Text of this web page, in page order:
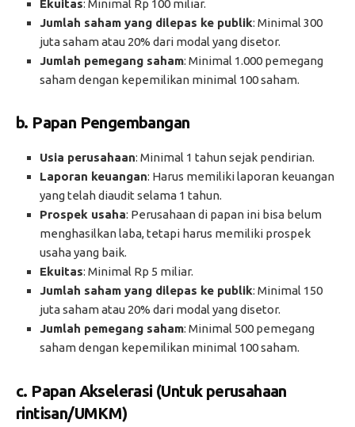
Ekuitas: Minimal Rp 100 miliar.
Jumlah saham yang dilepas ke publik: Minimal 300
juta saham atau 20% dari modal yang disetor.
Jumlah pemegang saham: Minimal 1.000 pemegang
saham dengan kepemilikan minimal 100 saham.
b. Papan Pengembangan
Usia perusahaan: Minimal 1 tahun sejak pendirian.
Laporan keuangan: Harus memiliki laporan keuangan
yang telah diaudit selama 1 tahun.
Prospek usaha: Perusahaan di papan ini bisa belum
menghasilkan laba, tetapi harus memiliki prospek
usaha yang baik.
Ekuitas: Minimal Rp 5 miliar.
Jumlah saham yang dilepas ke publik: Minimal 150
juta saham atau 20% dari modal yang disetor.
Jumlah pemegang saham: Minimal 500 pemegang
saham dengan kepemilikan minimal 100 saham.
c. Papan Akselerasi (Untuk perusahaan
rintisan/UMKM)